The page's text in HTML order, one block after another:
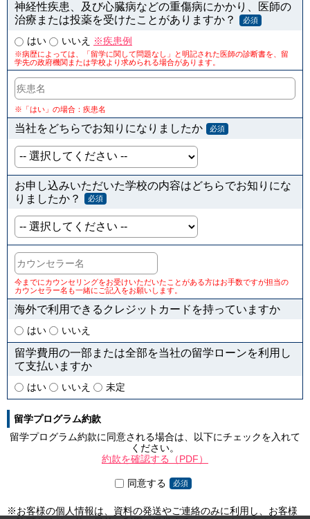
神経性疾患、及び心臓病などの重傷病にかかり、医師の
治療または投薬を受けたことがありますか？
必須
はい いいえ ※疾患例
※病歴によっては、「留学に関して問題なし」と明記された医師の診断書を、留
学先の政府機関または学校より求められる場合があります。
※「はい」の場合：疾患名
当社をどちらでお知りになりましたか 必須
お申し込みいただいた学校の内容はどちらでお知りにな
りましたか？
必須
今までにカウンセリングをお受けいただいたことがある方はお手数ですが担当の
カウンセラー名も一緒にご記入をお願いします。
海外で利用できるクレジットカードを持っていますか
はい いいえ
留学費用の一部または全部を当社の留学ローンを利用し
て支払いますか
はい いいえ 未定
留学プログラム約款
留学プログラム約款に同意される場合は、以下にチェックを入れて
ください。
約款を確認する（PDF）
同意する 必須
※お客様の個人情報は、資料の発送やご連絡のみに利用し、お客様